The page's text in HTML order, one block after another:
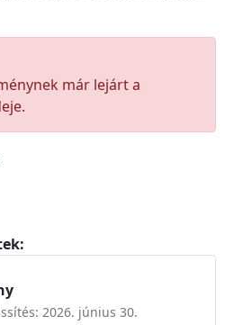
már lejárt a
2026. június 30.